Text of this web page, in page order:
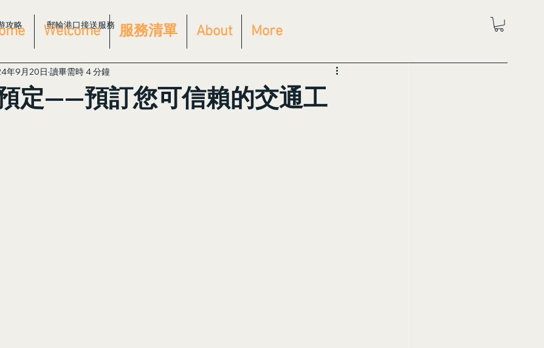
Welcome 服務清單 About More
攻略 郵輪港口接送服務
定——預訂您可信賴的交通工
年9月20日 讀畢需時 4 分鐘